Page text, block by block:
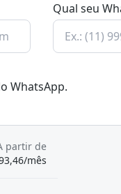
Qual seu
WhatsApp.
partir de
mês